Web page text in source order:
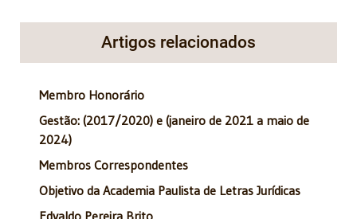
Artigos relacionados
Membro Honorário
Gestão: (2017/2020) e (janeiro de 2021 a maio de
2024)
Membros Correspondentes
Objetivo da Academia Paulista de Letras Jurídicas